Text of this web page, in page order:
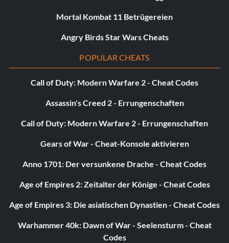
encounter without ever being spotted.
What hit me? (Bronze): Take down 100 enemies who
using only silent takedowns.
touching ground.
Around the World (Bronze): Use the Batwing to travel to
all Fast Travel points.
Flawless Display (Bronze): Successfully battle Shiva
Point Counter-Point (Bronze): Complete Deathstroke
without failing a single counter.
Mortal Kombat 11 Betrügereien
Angry Birds Star Wars Cheats
POPULAR CHEATS
Call of Duty: Modern Warfare 2 - Cheat Codes
Assassin's Creed 2 - Errungenschaften
Call of Duty: Modern Warfare 2 - Errungenschaften
Gears of War - Cheat-Konsole aktivieren
Anno 1701: Der versunkene Drache - Cheat Codes
Age of Empires 2: Zeitalter der Könige - Cheat Codes
Age of Empires 3: Die asiatischen Dynastien - Cheat Codes
Warhammer 40k: Dawn of War - Seelensturm - Cheat
Codes